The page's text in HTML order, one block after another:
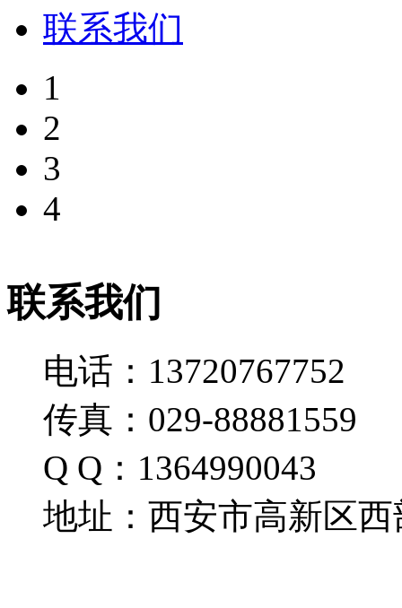
联系我们
1
2
3
4
联系我们
电话：13720767752
传真：029-88881559
Q Q：1364990043
地址：西安市高新区西